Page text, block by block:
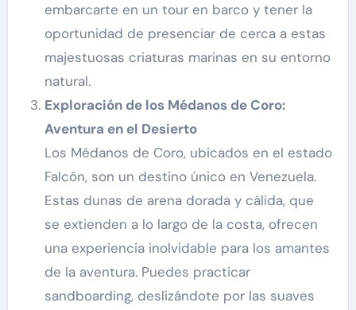
embarcarte en un tour en barco y tener la
oportunidad de presenciar de cerca a estas
majestuosas criaturas marinas en su entorno
natural.
Exploración de los Médanos de Coro:
Aventura en el Desierto
Los Médanos de Coro, ubicados en el estado
Falcón, son un destino único en Venezuela.
Estas dunas de arena dorada y cálida, que
se extienden a lo largo de la costa, ofrecen
una experiencia inolvidable para los amantes
de la aventura. Puedes practicar
sandboarding, deslizándote por las suaves